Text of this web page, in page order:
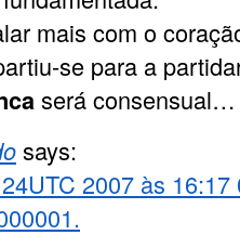
mais com o
se para a
será
says:
2007 às